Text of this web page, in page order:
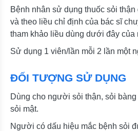
Bệnh nhân sử dụng thuốc sỏi
và theo liều chỉ định của bác sĩ
tham khảo liều dùng dưới đây của
Sử dụng 1 viên/lần mỗi 2 lần một
ĐỐI TƯỢNG SỬ DỤNG
Dùng cho người sỏi thận, sỏi
sỏi mật.
Người có dấu hiệu mắc bệnh sỏi